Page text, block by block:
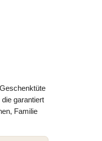
garantiert
Familie